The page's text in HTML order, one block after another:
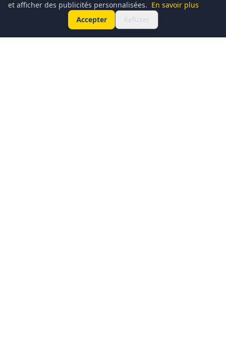
et afficher des publicités personnalisées. En savoir plus
Accepter
Refuser